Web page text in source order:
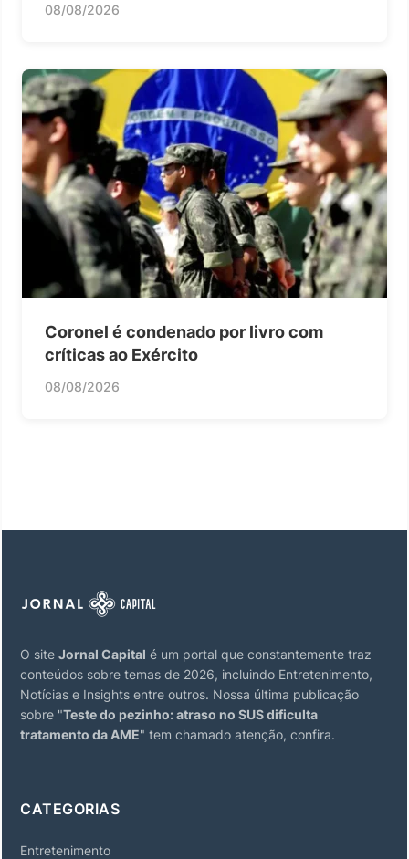
08/08/2026
Coronel é condenado por livro com
críticas ao Exército
08/08/2026
O site Jornal Capital é um portal que constantemente traz
conteúdos sobre temas de 2026, incluindo Entretenimento,
Notícias e Insights entre outros. Nossa última publicação
sobre "Teste do pezinho: atraso no SUS dificulta
tratamento da AME" tem chamado atenção, confira.
CATEGORIAS
Entretenimento